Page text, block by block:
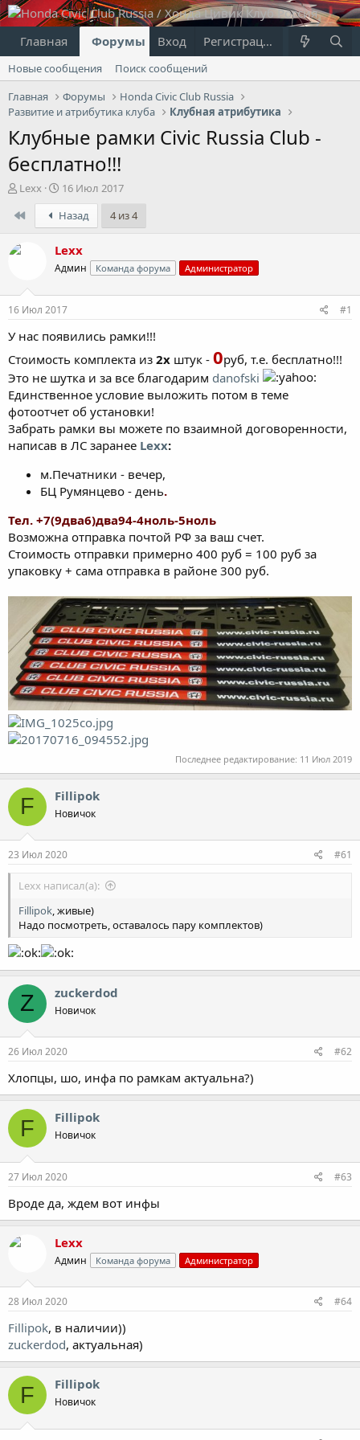
Главная Форумы Что нового?
Вход Регистрация
Новые сообщения
Поиск сообщений
Главная
Форумы
Honda Civic Club Russia
Развитие и атрибутика клуба
Клубная атрибутика
Клубные рамки Civic Russia Club -
бесплатно!!!
А
т
р
т
ы
Lexx
Д
а
т
а
н
а
ч
л
а
16 Июл 2017
Назад 4 из 4
Lexx
Админ Команда форума Администратор
16 Июл 2017 #1
У нас появились рамки!!!
Стоимость комплекта из 2х штук - 0руб, т.е. бесплатно!!!
Это не шутка и за все благодарим danofski
Единственное условие выложить потом в теме
фотоотчет об установки!
Забрать рамки вы можете по взаимной договоренности,
написав в ЛС заранее Lexx:
м.Печатники - вечер,
БЦ Румянцево - день.
Тел. +7(9два6)два94-4ноль-5ноль
Возможна отправка почтой РФ за ваш счет.
Стоимость отправки примерно 400 руб = 100 руб за
упаковку + сама отправка в районе 300 руб.
Последнее редактирование: 11 Июл 2019
F Fillipok
Новичок
23 Июл 2020 #61
Lexx написал(а):
Fillipok, живые)
Надо посмотреть, оставалось пару комплектов)
Z zuckerdod
Новичок
26 Июл 2020 #62
Хлопцы, шо, инфа по рамкам актуальна?)
F Fillipok
Новичок
27 Июл 2020 #63
Вроде да, ждем вот инфы
Lexx
Админ Команда форума Администратор
28 Июл 2020 #64
Fillipok, в наличии))
zuckerdod, актуальная)
F Fillipok
Новичок